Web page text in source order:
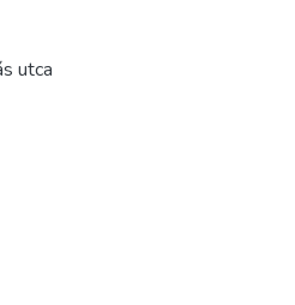
utca